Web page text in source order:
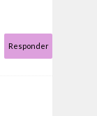
Responder